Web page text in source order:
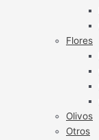
Flores
Olivos
Otros